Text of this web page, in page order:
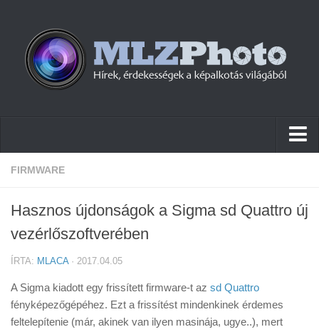
Hírek
Cikkek
Tudástár
Tanácsok
FIRMWARE
Hasznos újdonságok a Sigma sd Quattro új
vezérlőszoftverében
ÍRTA: MLACA· 2017.04.05
A Sigma kiadott egy frissített firmware-t az sd Quattro
fényképezőgépéhez. Ezt a frissítést mindenkinek érdemes
feltelepítenie (már, akinek van ilyen masinája, ugye..), mert